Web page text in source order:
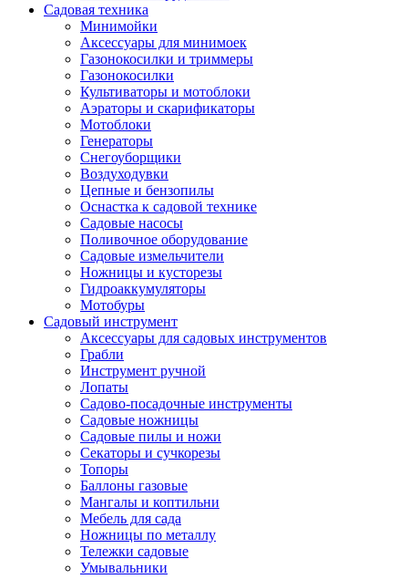
Разветвители и адаптеры прикуривателя
Термохолодильники
Шумоизоляция
Щетки стеклоочистителей
Прочие аксессуары для автомобилей
Велосипеды и самокаты
Электротранспорт
Радиоуправляемые модели
Аксессуары для велосипедов
аксессуары для радиоуправляемых моделей
Расходные материалы
Бумага разная
Бумага для офисной техники
Бумага для профессиональной печати
Фотобумага
Наклейки
Термобумага
Бумага для факса
Пленка для печати
Пленка для ламинирования
Материалы для заправки
Чернила и заправки
Фотобарабаны
Оригинальные расходные материалы
Для лазерных устройств печати
Матричные картриджи
Опции
Струйные картриджи
Термопленки
Картриджи лазерные, тонер-картриджи
Лазерные оригинальные
Садовая техника
Минимойки
Аксессуары для минимоек
Газонокосилки и триммеры
Газонокосилки
Культиваторы и мотоблоки
Аэраторы и скарификаторы
Мотоблоки
Генераторы
Снегоуборщики
Воздуходувки
Цепные и бензопилы
Оснастка к садовой технике
Садовые насосы
Поливочное оборудование
Садовые измельчители
Ножницы и кусторезы
Гидроаккумуляторы
Мотобуры
Садовый инструмент
Аксессуары для садовых инструментов
Грабли
Инструмент ручной
Лопаты
Садово-посадочные инструменты
Садовые ножницы
Садовые пилы и ножи
Секаторы и сучкорезы
Топоры
Баллоны газовые
Мангалы и коптильни
Мебель для сада
Ножницы по металлу
Тележки садовые
Умывальники